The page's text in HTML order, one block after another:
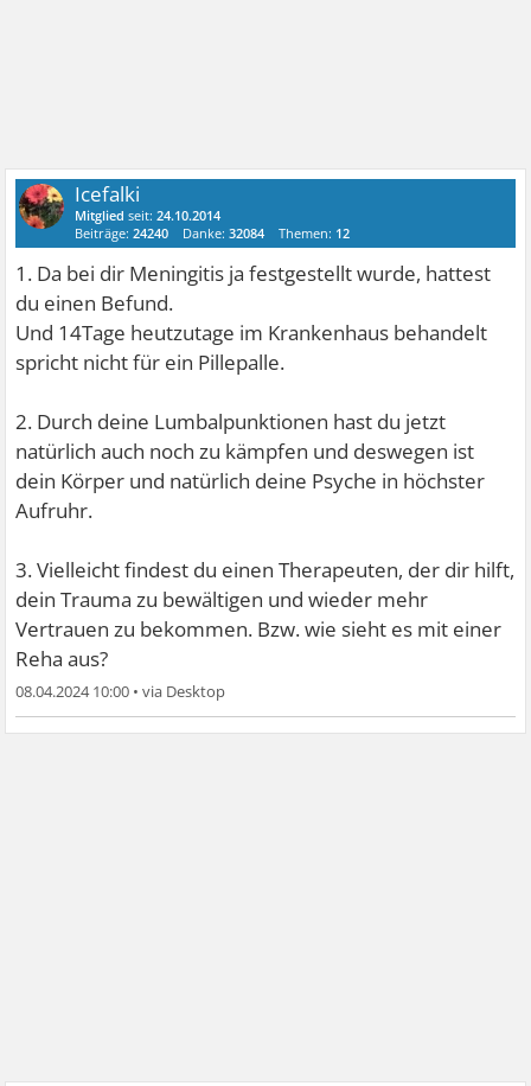
Icefalki
Mitglied seit:24.10.2014
Beiträge:24240 Danke:32084 Themen: 12
1. Da bei dir Meningitis ja festgestellt wurde, hattest
du einen Befund.
Und 14Tage heutzutage im Krankenhaus behandelt
spricht nicht für ein Pillepalle.
2. Durch deine Lumbalpunktionen hast du jetzt
natürlich auch noch zu kämpfen und deswegen ist
dein Körper und natürlich deine Psyche in höchster
Aufruhr.
3. Vielleicht findest du einen Therapeuten, der dir hilft,
dein Trauma zu bewältigen und wieder mehr
Vertrauen zu bekommen. Bzw. wie sieht es mit einer
Reha aus?
08.04.2024 10:00 •